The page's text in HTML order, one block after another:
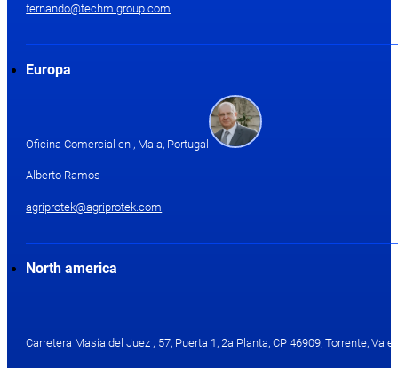
fernando@techmigroup.com
Europa
Oficina Comercial en , Maia, Portugal
Alberto Ramos
agriprotek@agriprotek.com
North america
Carretera Masía del Juez ; 57, Puerta 1, 2a Planta, CP 46909, Torrente,